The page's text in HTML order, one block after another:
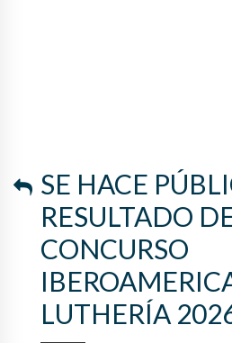
SE HACE
RESULTADO
CONCURSO
LUTHERÍA